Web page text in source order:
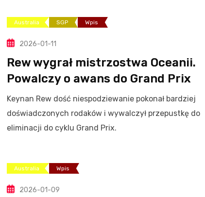
Australia SGP Wpis
2026-01-11
Rew wygrał mistrzostwa Oceanii.
Powalczy o awans do Grand Prix
Keynan Rew dość niespodziewanie pokonał bardziej
doświadczonych rodaków i wywalczył przepustkę do
eliminacji do cyklu Grand Prix.
Australia Wpis
2026-01-09